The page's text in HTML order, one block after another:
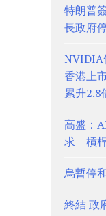
特朗普
長政府
NVIDIA
香港上
累升2.8
高盛：
求 槓桿
烏暫停
終結 政